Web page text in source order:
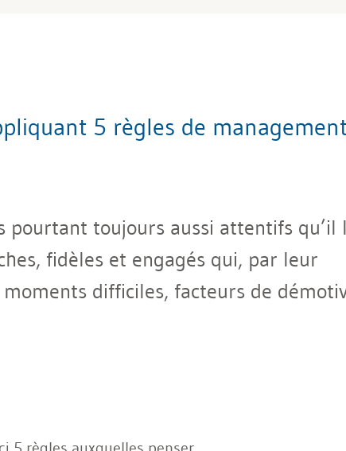
5 règles de management
pourtant toujours aussi attentifs qu’il
fidèles et engagés qui, par leur
difficiles, facteurs de